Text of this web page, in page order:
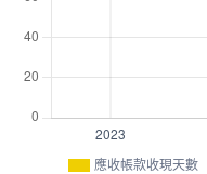
應收帳款收現天數